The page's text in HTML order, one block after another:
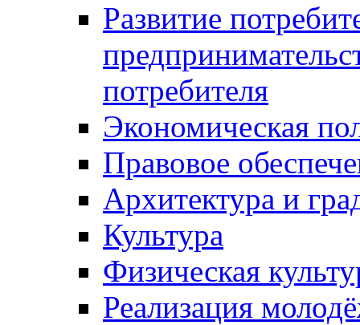
Развитие
потребителя
Экономическая
Правовое
Архитектура и
Культура
Физическая
Реализация